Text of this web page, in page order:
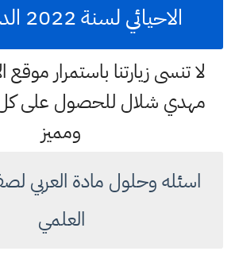
الاحيائي لسنة 2022 الدور الاول
لا تنسى زيارتنا باستمرار
مهدي شلال للحصول على
ومميز
اسئله وحلول مادة العربي
العلمي